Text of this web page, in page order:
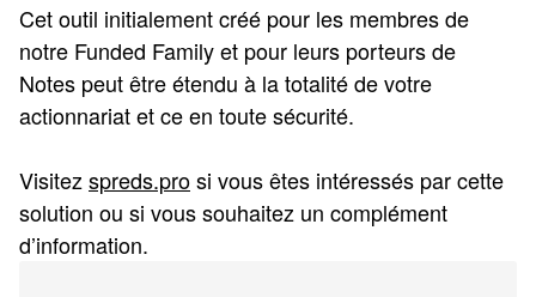
Cet outil initialement créé pour les membres de
notre Funded Family et pour leurs porteurs de
Notes peut être étendu à la totalité de votre
actionnariat et ce en toute sécurité.
Visitez spreds.prosi vous êtes intéressés par cette
solution ou si vous souhaitez un complément
d’information.